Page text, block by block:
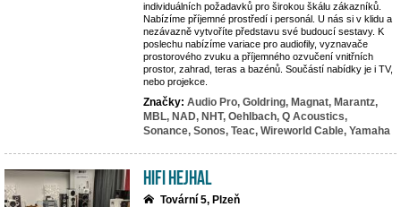
individuálních požadavků pro širokou škálu zákazníků.
Nabízíme příjemné prostředí i personál. U nás si v klidu a
nezávazně vytvoříte představu své budoucí sestavy. K
poslechu nabízíme variace pro audiofily, vyznavače
prostorového zvuku a příjemného ozvučení vnitřních
prostor, zahrad, teras a bazénů. Součástí nabídky je i TV,
nebo projekce.
Značky: Audio Pro, Goldring, Magnat, Marantz,
MBL, NAD, NHT, Oehlbach, Q Acoustics,
Sonance, Sonos, Teac, Wireworld Cable, Yamaha
Hifi Hejhal
Tovární 5, Plzeň